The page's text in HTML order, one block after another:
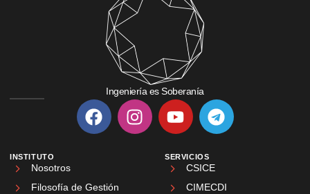
Ingeniería es Soberanía
INSTITUTO
Nosotros
Filosofía de Gestión
SERVICIOS
CSICE
CIMECDI